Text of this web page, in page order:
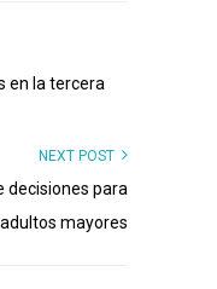
en la tercera
NEXT POST
decisiones para
adultos mayores